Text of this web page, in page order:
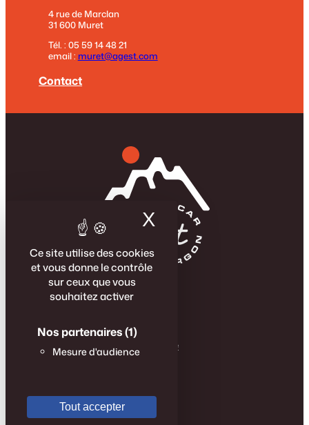
Ce site utilise des cookies
et vous donne le contrôle
sur ceux que vous
souhaitez activer
Nos partenaires(1)
Mesure d'audience
Tout accepter
X Masquer le
4 rue de Marclan
31 600 Muret
Tél. : 05 59 14 48 21
email : muret@agest.com
Contact
La Famille Agest
Véhicules neufs
Mentions légales
Politique de confidentialité
Suivez-nous